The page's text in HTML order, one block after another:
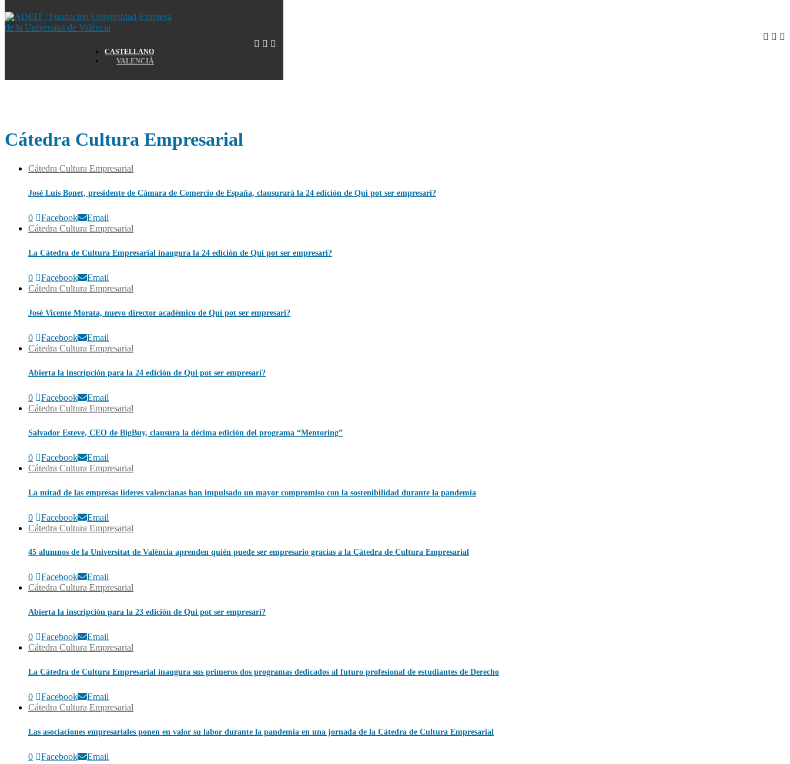
CASTELLANO
VALENCIÀ
Home
Cátedra Cultura Empresarial
Cátedra Cultura Empresarial
José Luis Bonet, presidente de Cámara de Comercio de España, clausurará la 24 edición de Qui pot ser empresari?
0 Facebook
Email
Cátedra Cultura Empresarial
La Càtedra de Cultura Empresarial inaugura la 24 edición de Qui pot ser empresari?
0 Facebook
Email
Cátedra Cultura Empresarial
José Vicente Morata, nuevo director académico de Qui pot ser empresari?
0 Facebook
Email
Cátedra Cultura Empresarial
Abierta la inscripción para la 24 edición de Qui pot ser empresari?
0 Facebook
Email
Cátedra Cultura Empresarial
Salvador Esteve, CEO de BigBuy, clausura la décima edición del programa “Mentoring”
0 Facebook
Email
Cátedra Cultura Empresarial
La mitad de las empresas líderes valencianas han impulsado un mayor compromiso con la sostenibilidad durante la pandemia
0 Facebook
Email
Cátedra Cultura Empresarial
45 alumnos de la Universitat de València aprenden quién puede ser empresario gracias a la Cátedra de Cultura Empresarial
0 Facebook
Email
Cátedra Cultura Empresarial
Abierta la inscripción para la 23 edición de Qui pot ser empresari?
0 Facebook
Email
Cátedra Cultura Empresarial
La Càtedra de Cultura Empresarial inaugura sus primeros dos programas dedicados al futuro profesional de estudiantes de Derecho
0 Facebook
Email
Cátedra Cultura Empresarial
Las asociaciones empresariales ponen en valor su labor durante la pandemia en una jornada de la Cátedra de Cultura Empresarial
0 Facebook Email